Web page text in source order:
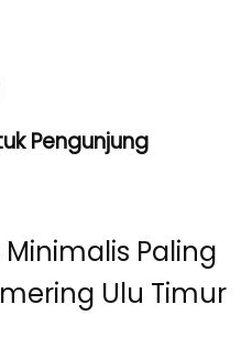
Pengunjung
Paling
Ulu Timur